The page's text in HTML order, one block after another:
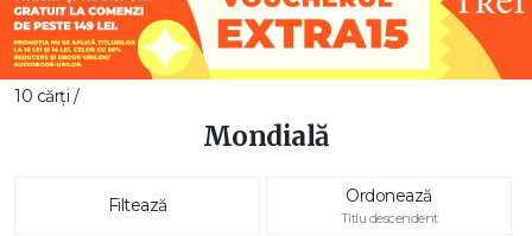
10 cărți /
Mondială
Filtează Ordonează
Titlu descendent